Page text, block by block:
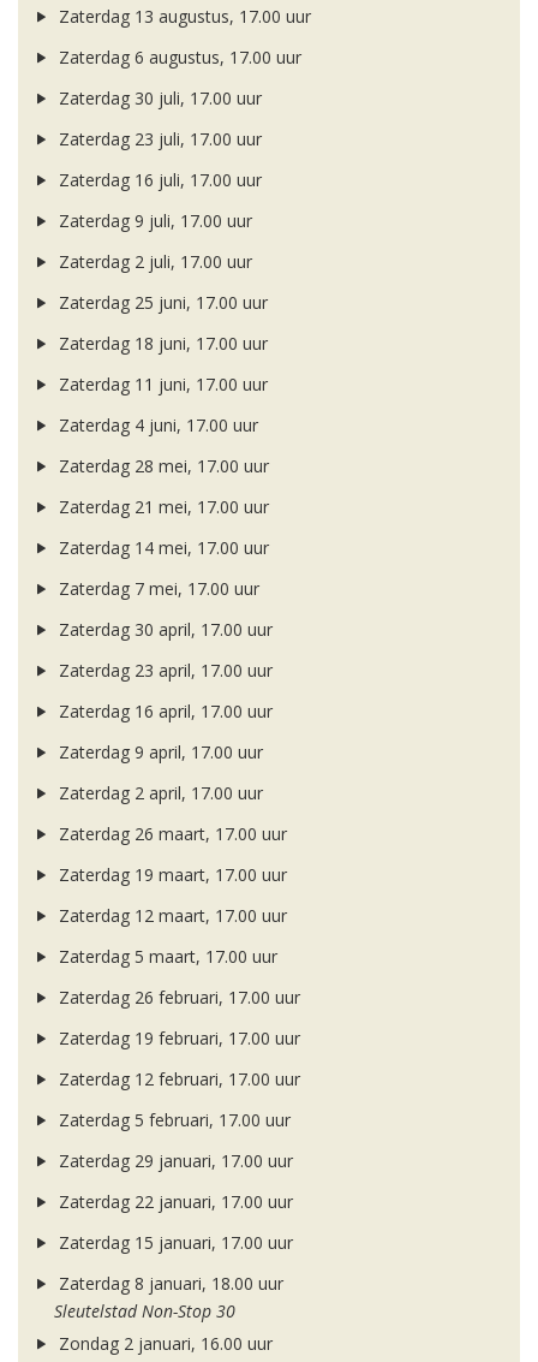
Zaterdag 13 augustus, 17.00 uur
Zaterdag 6 augustus, 17.00 uur
Zaterdag 30 juli, 17.00 uur
Zaterdag 23 juli, 17.00 uur
Zaterdag 16 juli, 17.00 uur
Zaterdag 9 juli, 17.00 uur
Zaterdag 2 juli, 17.00 uur
Zaterdag 25 juni, 17.00 uur
Zaterdag 18 juni, 17.00 uur
Zaterdag 11 juni, 17.00 uur
Zaterdag 4 juni, 17.00 uur
Zaterdag 28 mei, 17.00 uur
Zaterdag 21 mei, 17.00 uur
Zaterdag 14 mei, 17.00 uur
Zaterdag 7 mei, 17.00 uur
Zaterdag 30 april, 17.00 uur
Zaterdag 23 april, 17.00 uur
Zaterdag 16 april, 17.00 uur
Zaterdag 9 april, 17.00 uur
Zaterdag 2 april, 17.00 uur
Zaterdag 26 maart, 17.00 uur
Zaterdag 19 maart, 17.00 uur
Zaterdag 12 maart, 17.00 uur
Zaterdag 5 maart, 17.00 uur
Zaterdag 26 februari, 17.00 uur
Zaterdag 19 februari, 17.00 uur
Zaterdag 12 februari, 17.00 uur
Zaterdag 5 februari, 17.00 uur
Zaterdag 29 januari, 17.00 uur
Zaterdag 22 januari, 17.00 uur
Zaterdag 15 januari, 17.00 uur
Zaterdag 8 januari, 18.00 uur
Sleutelstad Non-Stop 30
Zondag 2 januari, 16.00 uur